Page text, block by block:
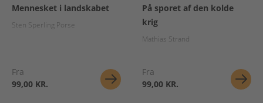
Mennesket i landskabet
Sten Sperling Porse
Fra
99,00 KR.
På sporet af den kolde
krig
Mathias Strand
Fra
99,00 KR.